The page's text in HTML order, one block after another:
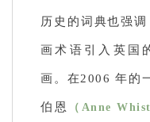
历史的词典也强
画术语引入英国
画。在2006 年的
伯恩 （Anne